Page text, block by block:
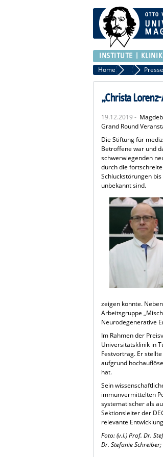
INSTITUTE
Home Presse
„Christa
19.12.2019 -
Grand Round
Die Stiftung für
Betroffene war und
schwerwiegenden
durch die
Schluckstörungen
unbekannt sind.
zeigen konnte.
Arbeitsgruppe
Neurodegenerative
Im Rahmen der
Universitätsklinik in
Festvortrag. Er
aufgrund
hat.
Sein
immunvermittelten
systematischer als
Sektionsleiter der
relevante
Foto: (v.l.) Prof. Dr.
Dr. Stefanie Schreiber;